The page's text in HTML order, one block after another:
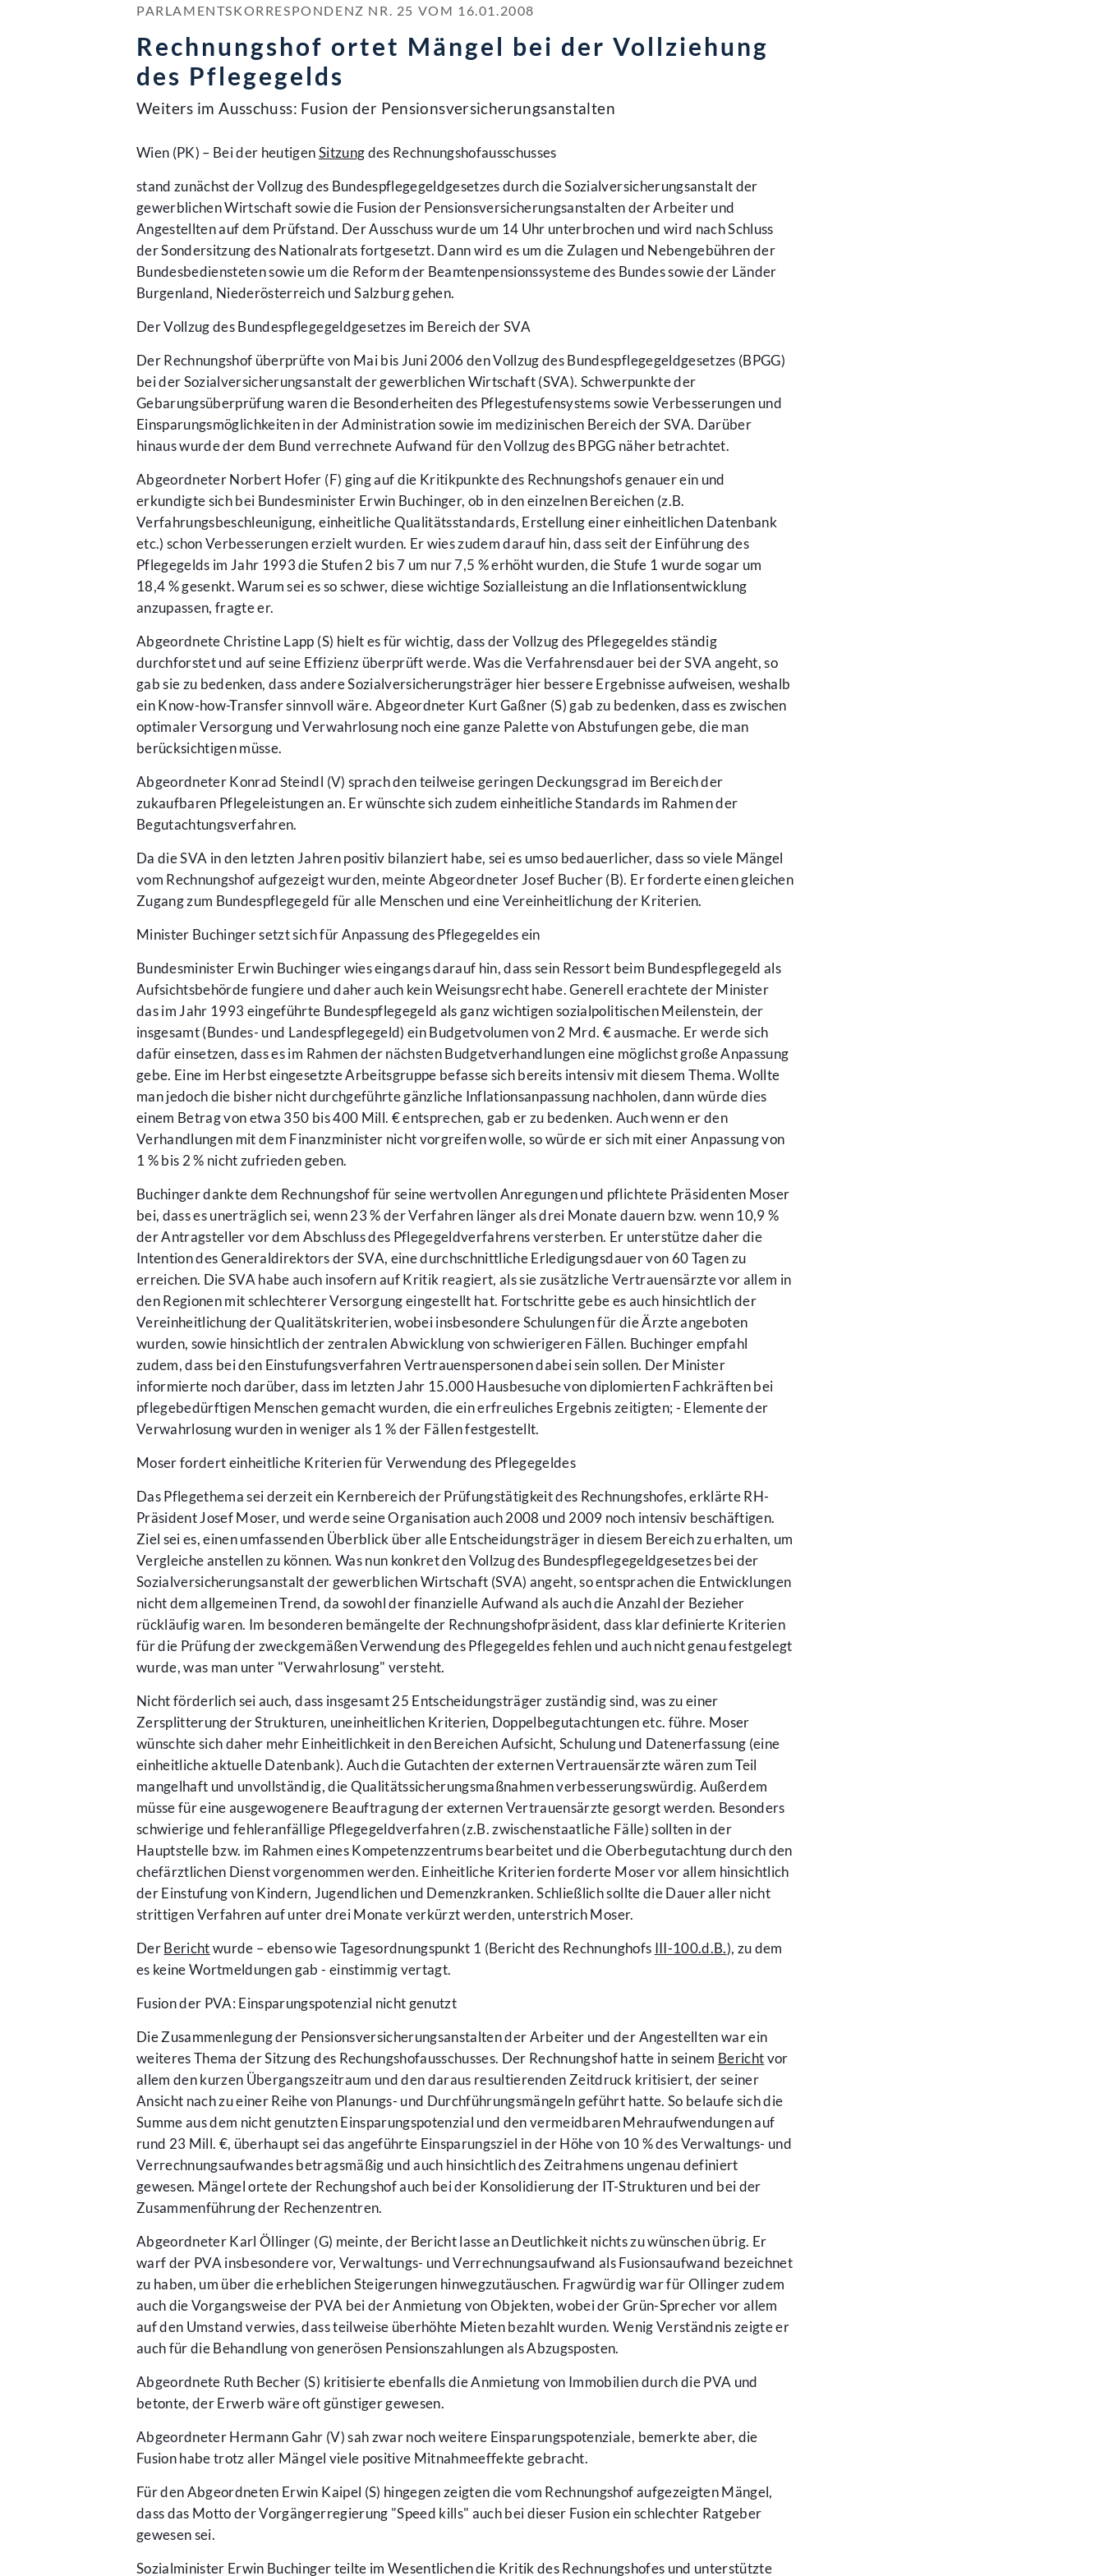
PARLAMENTSKORRESPONDENZ NR. 25 VOM 16.01.2008
Rechnungshof ortet Mängel bei der Vollziehung
des Pflegegelds
Weiters im Ausschuss: Fusion der Pensionsversicherungsanstalten
Wien (PK) – Bei der heutigenSitzungdes Rechnungshofausschusses
stand zunächst der Vollzug des Bundespflegegeldgesetzes durch die Sozialversicherungsanstalt der
gewerblichen Wirtschaft sowie die Fusion der Pensionsversicherungsanstalten der Arbeiter und
Angestellten auf dem Prüfstand. Der Ausschuss wurde um 14 Uhr unterbrochen und wird nach Schluss
der Sondersitzung des Nationalrats fortgesetzt. Dann wird es um die Zulagen und Nebengebühren der
Bundesbediensteten sowie um die Reform der Beamtenpensionssysteme des Bundes sowie der Länder
Burgenland, Niederösterreich und Salzburg gehen.
Der Vollzug des Bundespflegegeldgesetzes im Bereich der SVA
Der Rechnungshof überprüfte von Mai bis Juni 2006 den Vollzug des Bundespflegegeldgesetzes (BPGG)
bei der Sozialversicherungsanstalt der gewerblichen Wirtschaft (SVA). Schwerpunkte der
Gebarungsüberprüfung waren die Besonderheiten des Pflegestufensystems sowie Verbesserungen und
Einsparungsmöglichkeiten in der Administration sowie im medizinischen Bereich der SVA. Darüber
hinaus wurde der dem Bund verrechnete Aufwand für den Vollzug des BPGG näher betrachtet.
Abgeordneter Norbert Hofer (F) ging auf die Kritikpunkte des Rechnungshofs genauer ein und
erkundigte sich bei Bundesminister Erwin Buchinger, ob in den einzelnen Bereichen (z.B.
Verfahrungsbeschleunigung, einheitliche Qualitätsstandards, Erstellung einer einheitlichen Datenbank
etc.) schon Verbesserungen erzielt wurden. Er wies zudem darauf hin, dass seit der Einführung des
Pflegegelds im Jahr 1993 die Stufen 2 bis 7 um nur 7,5 % erhöht wurden, die Stufe 1 wurde sogar um
18,4 % gesenkt. Warum sei es so schwer, diese wichtige Sozialleistung an die Inflationsentwicklung
anzupassen, fragte er.
Abgeordnete Christine Lapp (S) hielt es für wichtig, dass der Vollzug des Pflegegeldes ständig
durchforstet und auf seine Effizienz überprüft werde. Was die Verfahrensdauer bei der SVA angeht, so
gab sie zu bedenken, dass andere Sozialversicherungsträger hier bessere Ergebnisse aufweisen, weshalb
ein Know-how-Transfer sinnvoll wäre. Abgeordneter Kurt Gaßner (S) gab zu bedenken, dass es zwischen
optimaler Versorgung und Verwahrlosung noch eine ganze Palette von Abstufungen gebe, die man
berücksichtigen müsse.
Abgeordneter Konrad Steindl (V) sprach den teilweise geringen Deckungsgrad im Bereich der
zukaufbaren Pflegeleistungen an. Er wünschte sich zudem einheitliche Standards im Rahmen der
Begutachtungsverfahren.
Da die SVA in den letzten Jahren positiv bilanziert habe, sei es umso bedauerlicher, dass so viele Mängel
vom Rechnungshof aufgezeigt wurden, meinte Abgeordneter Josef Bucher (B). Er forderte einen gleichen
Zugang zum Bundespflegegeld für alle Menschen und eine Vereinheitlichung der Kriterien.
Minister Buchinger setzt sich für Anpassung des Pflegegeldes ein
Bundesminister Erwin Buchinger wies eingangs darauf hin, dass sein Ressort beim Bundespflegegeld als
Aufsichtsbehörde fungiere und daher auch kein Weisungsrecht habe. Generell erachtete der Minister
das im Jahr 1993 eingeführte Bundespflegegeld als ganz wichtigen sozialpolitischen Meilenstein, der
insgesamt (Bundes- und Landespflegegeld) ein Budgetvolumen von 2 Mrd. € ausmache. Er werde sich
dafür einsetzen, dass es im Rahmen der nächsten Budgetverhandlungen eine möglichst große Anpassung
gebe. Eine im Herbst eingesetzte Arbeitsgruppe befasse sich bereits intensiv mit diesem Thema. Wollte
man jedoch die bisher nicht durchgeführte gänzliche Inflationsanpassung nachholen, dann würde dies
einem Betrag von etwa 350 bis 400 Mill. € entsprechen, gab er zu bedenken. Auch wenn er den
Verhandlungen mit dem Finanzminister nicht vorgreifen wolle, so würde er sich mit einer Anpassung von
1 % bis 2 % nicht zufrieden geben.
Buchinger dankte dem Rechnungshof für seine wertvollen Anregungen und pflichtete Präsidenten Moser
bei, dass es unerträglich sei, wenn 23 % der Verfahren länger als drei Monate dauern bzw. wenn 10,9 %
der Antragsteller vor dem Abschluss des Pflegegeldverfahrens versterben. Er unterstütze daher die
Intention des Generaldirektors der SVA, eine durchschnittliche Erledigungsdauer von 60 Tagen zu
erreichen. Die SVA habe auch insofern auf Kritik reagiert, als sie zusätzliche Vertrauensärzte vor allem in
den Regionen mit schlechterer Versorgung eingestellt hat. Fortschritte gebe es auch hinsichtlich der
Vereinheitlichung der Qualitätskriterien, wobei insbesondere Schulungen für die Ärzte angeboten
wurden, sowie hinsichtlich der zentralen Abwicklung von schwierigeren Fällen. Buchinger empfahl
zudem, dass bei den Einstufungsverfahren Vertrauenspersonen dabei sein sollen. Der Minister
informierte noch darüber, dass im letzten Jahr 15.000 Hausbesuche von diplomierten Fachkräften bei
pflegebedürftigen Menschen gemacht wurden, die ein erfreuliches Ergebnis zeitigten; - Elemente der
Verwahrlosung wurden in weniger als 1 % der Fällen festgestellt.
Moser fordert einheitliche Kriterien für Verwendung des Pflegegeldes
Das Pflegethema sei derzeit ein Kernbereich der Prüfungstätigkeit des Rechnungshofes, erklärte RH-
Präsident Josef Moser, und werde seine Organisation auch 2008 und 2009 noch intensiv beschäftigen.
Ziel sei es, einen umfassenden Überblick über alle Entscheidungsträger in diesem Bereich zu erhalten, um
Vergleiche anstellen zu können. Was nun konkret den Vollzug des Bundespflegegeldgesetzes bei der
Sozialversicherungsanstalt der gewerblichen Wirtschaft (SVA) angeht, so entsprachen die Entwicklungen
nicht dem allgemeinen Trend, da sowohl der finanzielle Aufwand als auch die Anzahl der Bezieher
rückläufig waren. Im besonderen bemängelte der Rechnungshofpräsident, dass klar definierte Kriterien
für die Prüfung der zweckgemäßen Verwendung des Pflegegeldes fehlen und auch nicht genau festgelegt
wurde, was man unter "Verwahrlosung" versteht.
Nicht förderlich sei auch, dass insgesamt 25 Entscheidungsträger zuständig sind, was zu einer
Zersplitterung der Strukturen, uneinheitlichen Kriterien, Doppelbegutachtungen etc. führe. Moser
wünschte sich daher mehr Einheitlichkeit in den Bereichen Aufsicht, Schulung und Datenerfassung (eine
einheitliche aktuelle Datenbank). Auch die Gutachten der externen Vertrauensärzte wären zum Teil
mangelhaft und unvollständig, die Qualitätssicherungsmaßnahmen verbesserungswürdig. Außerdem
müsse für eine ausgewogenere Beauftragung der externen Vertrauensärzte gesorgt werden. Besonders
schwierige und fehleranfällige Pflegegeldverfahren (z.B. zwischenstaatliche Fälle) sollten in der
Hauptstelle bzw. im Rahmen eines Kompetenzzentrums bearbeitet und die Oberbegutachtung durch den
chefärztlichen Dienst vorgenommen werden. Einheitliche Kriterien forderte Moser vor allem hinsichtlich
der Einstufung von Kindern, Jugendlichen und Demenzkranken. Schließlich sollte die Dauer aller nicht
strittigen Verfahren auf unter drei Monate verkürzt werden, unterstrich Moser.
DerBerichtwurde – ebenso wie Tagesordnungspunkt 1 (Bericht des Rechnunghofs III-100.d.B.), zu dem
es keine Wortmeldungen gab - einstimmig vertagt.
Fusion der PVA: Einsparungspotenzial nicht genutzt
Die Zusammenlegung der Pensionsversicherungsanstalten der Arbeiter und der Angestellten war ein
weiteres Thema der Sitzung des Rechungshofausschusses. Der Rechnungshof hatte in seinem Berichtvor
allem den kurzen Übergangszeitraum und den daraus resultierenden Zeitdruck kritisiert, der seiner
Ansicht nach zu einer Reihe von Planungs- und Durchführungsmängeln geführt hatte. So belaufe sich die
Summe aus dem nicht genutzten Einsparungspotenzial und den vermeidbaren Mehraufwendungen auf
rund 23 Mill. €, überhaupt sei das angeführte Einsparungsziel in der Höhe von 10 % des Verwaltungs- und
Verrechnungsaufwandes betragsmäßig und auch hinsichtlich des Zeitrahmens ungenau definiert
gewesen. Mängel ortete der Rechungshof auch bei der Konsolidierung der IT-Strukturen und bei der
Zusammenführung der Rechenzentren.
Abgeordneter Karl Öllinger (G) meinte, der Bericht lasse an Deutlichkeit nichts zu wünschen übrig. Er
warf der PVA insbesondere vor, Verwaltungs- und Verrechnungsaufwand als Fusionsaufwand bezeichnet
zu haben, um über die erheblichen Steigerungen hinwegzutäuschen. Fragwürdig war für Ollinger zudem
auch die Vorgangsweise der PVA bei der Anmietung von Objekten, wobei der Grün-Sprecher vor allem
auf den Umstand verwies, dass teilweise überhöhte Mieten bezahlt wurden. Wenig Verständnis zeigte er
auch für die Behandlung von generösen Pensionszahlungen als Abzugsposten.
Abgeordnete Ruth Becher (S) kritisierte ebenfalls die Anmietung von Immobilien durch die PVA und
betonte, der Erwerb wäre oft günstiger gewesen.
Abgeordneter Hermann Gahr (V) sah zwar noch weitere Einsparungspotenziale, bemerkte aber, die
Fusion habe trotz aller Mängel viele positive Mitnahmeeffekte gebracht.
Für den Abgeordneten Erwin Kaipel (S) hingegen zeigten die vom Rechnungshof aufgezeigten Mängel,
dass das Motto der Vorgängerregierung "Speed kills" auch bei dieser Fusion ein schlechter Ratgeber
gewesen sei.
Sozialminister Erwin Buchinger teilte im Wesentlichen die Kritik des Rechnungshofes und unterstützte